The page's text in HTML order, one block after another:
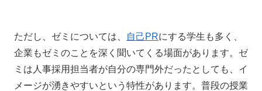
ただし、ゼミについては、 自己PRにする学生も多く、
企業もゼミのことを深く聞いてくる場面があります。ゼ
ミは人事採用担当者が自分の専門外だったとしても、イ
メージが湧きやすいという特性があります。 普段の授業